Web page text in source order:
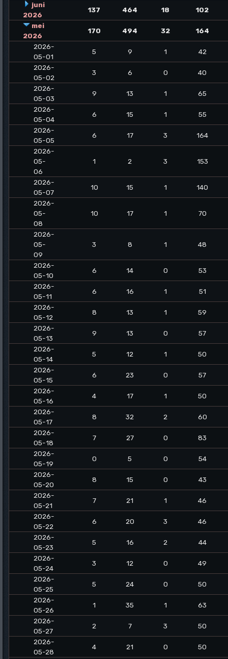
juni
2026
137 464 18
102
mei
2026
170 494 32
164
2026-
05-01
5 9 1
42
2026-
05-02
3 6 0
40
2026-
05-03
9 13 1
65
2026-
05-04
6 15 1
55
2026-
05-05
6 17 3
164
2026-
05-
06
1 2 3 153
2026-
05-07
10 15 1
140
2026-
05-
08
10 17 1 70
2026-
05-
09
3 8 1 48
2026-
05-10
6 14 0
53
2026-
05-11
6 16 1
51
2026-
05-12
8 13 1
59
2026-
05-13
9 13 0
57
2026-
05-14
5 12 1
50
2026-
05-15
6 23 0
57
2026-
05-16
4 17 1
50
2026-
05-17
8 32 2
60
2026-
05-18
7 27 0
83
2026-
05-19
0 5 0
54
2026-
05-20
8 15 0
43
2026-
05-21
7 21 1
46
2026-
05-22
6 20 3
46
2026-
05-23
5 16 2
44
2026-
05-24
3 12 0
49
2026-
05-25
5 24 0
50
2026-
05-26
1 35 1
63
2026-
05-27
2 7 3
50
2026-
05-28
4 21 0
50